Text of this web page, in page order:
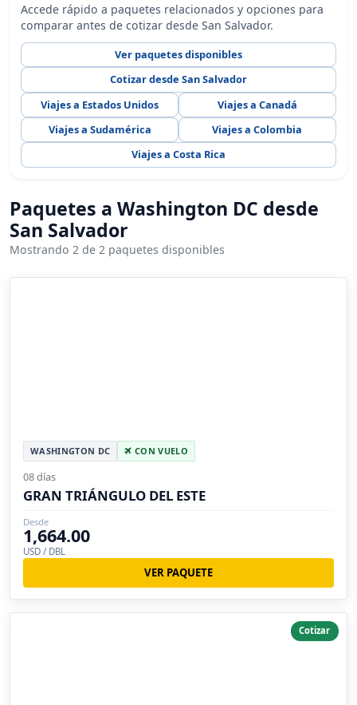
Accede rápido a paquetes relacionados y opciones para
comparar antes de cotizar desde San Salvador.
Ver paquetes disponibles
Cotizar desde San Salvador
Viajes a Estados Unidos
Viajes a Canadá
Viajes a Sudamérica
Viajes a Colombia
Viajes a Costa Rica
Paquetes a Washington DC desde
San Salvador
Mostrando 2 de 2 paquetes disponibles
WASHINGTON DC CON VUELO
08 días
GRAN TRIÁNGULO DEL ESTE
Desde
1,664.00
USD / DBL
VER PAQUETE
Cotizar